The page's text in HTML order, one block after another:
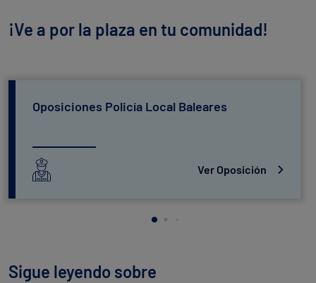
¡Ve a por la plaza en tu comunidad!
Oposiciones Policía Local Baleares
Ver Oposición
Sigue leyendo sobre